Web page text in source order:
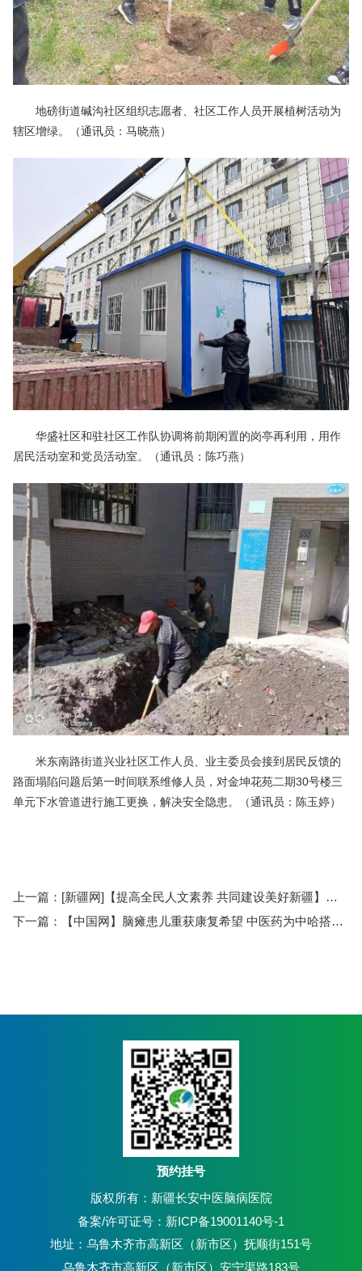
地磅街道碱沟社区组织志愿者、社区工作人员开展植树活动为
辖区增绿。（通讯员：马晓燕）
华盛社区和驻社区工作队协调将前期闲置的岗亭再利用，用作
居民活动室和党员活动室。（通讯员：陈巧燕）
米东‍南路街道兴业社区工作人员、业主委员会接到居民反馈的
路面塌陷问题后第一时间联系维修人员，对金坤花苑二期30号楼三
单元下水管道进行施工更换，解决安全隐患。（通讯员：陈玉婷）
上一篇： [新疆网]【提高全民人文素养 共同建设美好新疆】乌鲁木齐市开展关爱残障儿童科普服务活动
下一篇：
【中国网】脑瘫患儿重获康复希望 中医药为中哈搭建“健康桥梁”
预约挂号
版权所有：新疆长安中医脑病医院
备案/许可证号：新ICP备19001140号-1
地址：乌鲁木齐市高新区（新市区）抚顺街151号
乌鲁木齐市高新区（新市区）安宁渠路183号